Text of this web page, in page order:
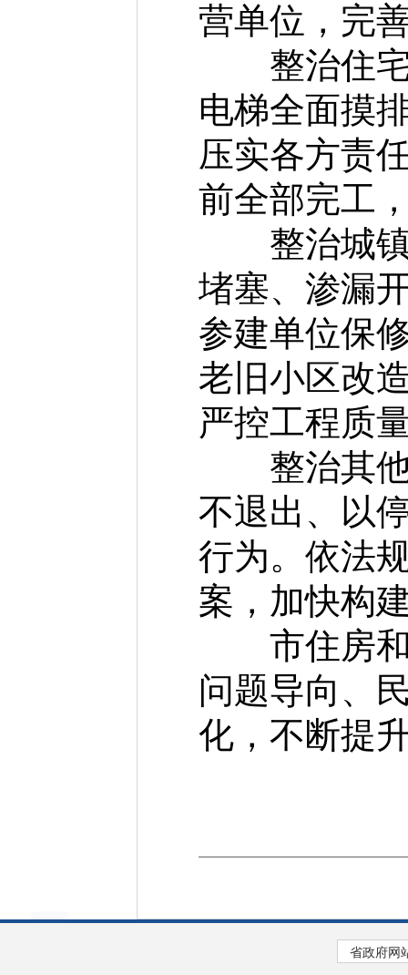
营单位，完
整治住宅
电梯全面摸
压实各方责
前全部完工
整治城镇
堵塞、渗漏
参建单位保
老旧小区改
严控工程质
整治其他
不退出、以
行为。依法
案，加快构
市住房和
问题导向、
化，不断提